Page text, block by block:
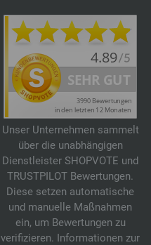
Unser Unternehmen sammelt
über die unabhängigen
Dienstleister SHOPVOTE und
TRUSTPILOT Bewertungen.
Diese setzen automatische
und manuelle Maßnahmen
ein, um Bewertungen zu
verifizieren. Informationen zur